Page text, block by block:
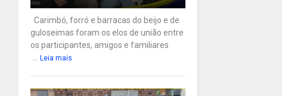
Carimbó, forró e barracas do beijo e de
guloseimas foram os elos de união entre
os participantes, amigos e familiares
... Leia mais